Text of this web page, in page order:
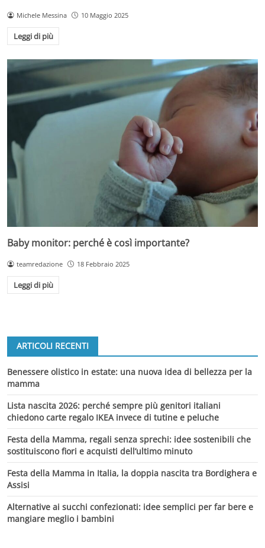
Michele Messina 10 Maggio 2025
Leggi di più
Baby monitor: perché è così importante?
teamredazione 18 Febbraio 2025
Leggi di più
ARTICOLI RECENTI
Benessere olistico in estate: una nuova idea di bellezza per la
mamma
Lista nascita 2026: perché sempre più genitori italiani
chiedono carte regalo IKEA invece di tutine e peluche
Festa della Mamma, regali senza sprechi: idee sostenibili che
sostituiscono fiori e acquisti dell’ultimo minuto
Festa della Mamma in Italia, la doppia nascita tra Bordighera e
Assisi
Alternative ai succhi confezionati: idee semplici per far bere e
mangiare meglio i bambini